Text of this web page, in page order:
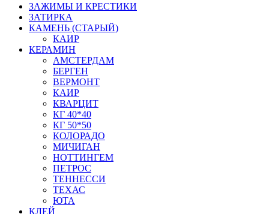
ЗАЖИМЫ И КРЕСТИКИ
ЗАТИРКА
КАМЕНЬ (СТАРЫЙ)
КАИР
КЕРАМИН
АМСТЕРДАМ
БЕРГЕН
ВЕРМОНТ
КАИР
КВАРЦИТ
КГ 40*40
КГ 50*50
КОЛОРАДО
МИЧИГАН
НОТТИНГЕМ
ПЕТРОС
ТЕННЕССИ
ТЕХАС
ЮТА
КЛЕЙ